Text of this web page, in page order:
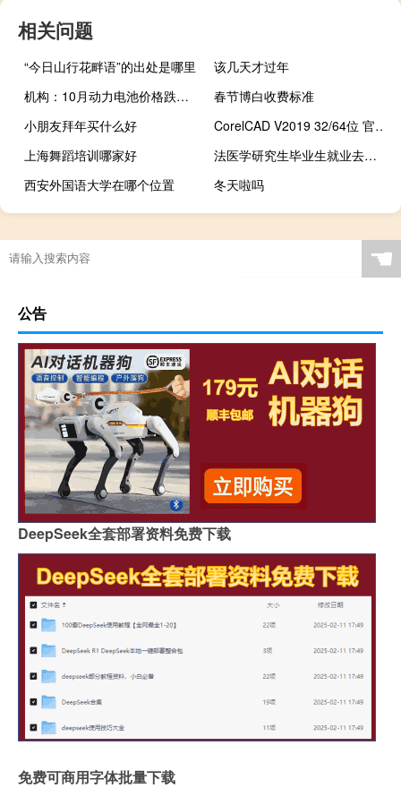
相关问题
“今日山行花畔语”的出处是哪里
该几天才过年
机构：10月动力电池价格跌幅收敛至约2%预期跌势仍将持续至明年
春节博白收费标准
小朋友拜年买什么好
CorelCAD V2019 32/64位 官方版（CorelCAD V2019 32/64位 官方版功能简介）
上海舞蹈培训哪家好
法医学研究生毕业生就业去向（法医学研究生）
西安外国语大学在哪个位置
冬天啦吗
☚
公告
DeepSeek全套部署资料免费下载
免费可商用字体批量下载